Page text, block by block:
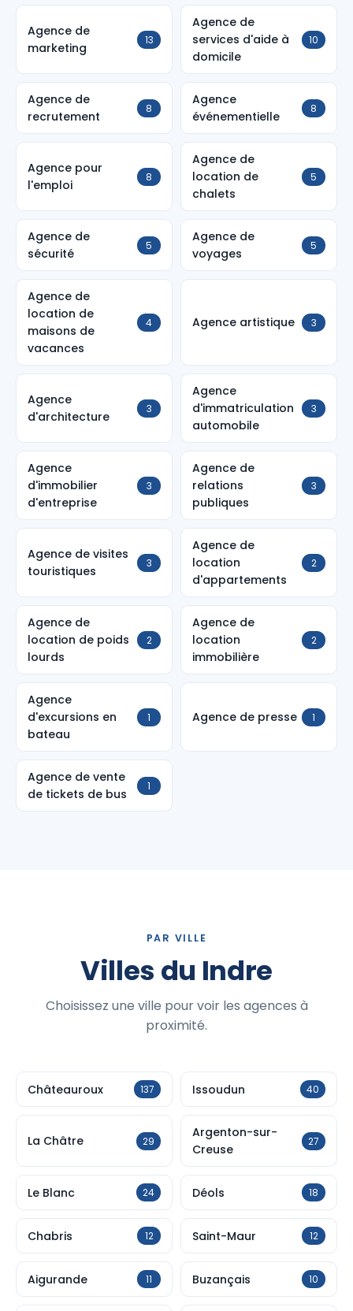
Agence de
marketing
13
Agence de
services d'aide à
domicile
10
Agence de
recrutement
8
Agence
événementielle
8
Agence pour
l'emploi
8
Agence de
location de
chalets
5
Agence de
sécurité
5
Agence de
voyages
5
Agence de
location de
maisons de
vacances
4 Agence artistique 3
Agence
d'architecture
3
Agence
d'immatriculation
automobile
3
Agence
d'immobilier
d'entreprise
3
Agence de
relations
publiques
3
Agence de visites
touristiques
3
Agence de
location
d'appartements
2
Agence de
location de poids
lourds
2
Agence de
location
immobilière
2
Agence
d'excursions en
bateau
1 Agence de presse 1
Agence de vente
de tickets de bus
1
PAR VILLE
Villes du Indre
Choisissez une ville pour voir les agences à
proximité.
Châteauroux 137 Issoudun 40
La Châtre 29
Argenton-sur-
Creuse
27
Le Blanc 24 Déols 18
Chabris 12 Saint-Maur 12
Aigurande 11 Buzançais 10